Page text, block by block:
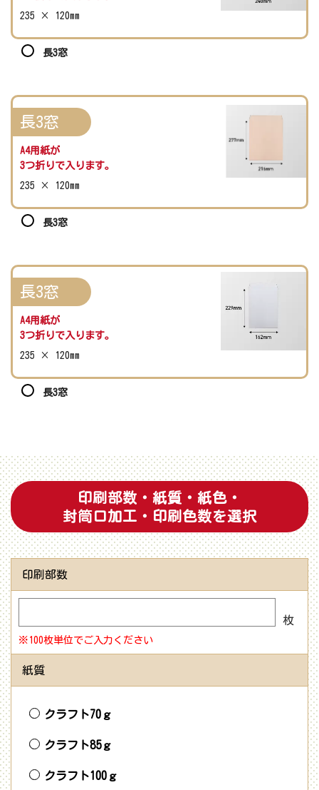
235 × 120mm
長3窓
長3窓
A4用紙が
3つ折りで入ります。
235 × 120mm
長3窓
長3窓
A4用紙が
3つ折りで入ります。
235 × 120mm
長3窓
印刷部数・紙質・紙色・
封筒口加工・印刷色数を選択
印刷部数
枚
※100枚単位でご入力ください
紙質
クラフト70ｇ
クラフト85ｇ
クラフト100ｇ